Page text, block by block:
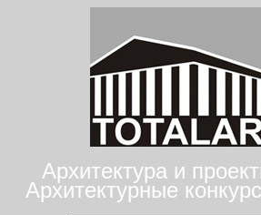
Архитектура и
Архитектурные